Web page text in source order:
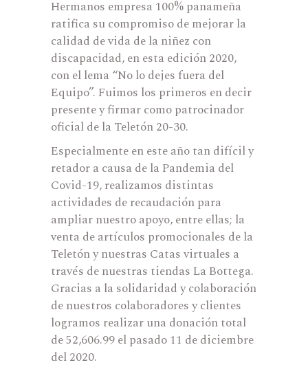
Hermanos empresa 100% panameña
ratifica su compromiso de mejorar la
calidad de vida de la niñez con
discapacidad, en esta edición 2020,
con el lema “No lo dejes fuera del
Equipo”. Fuimos los primeros en decir
presente y firmar como patrocinador
oficial de la Teletón 20-30.
Especialmente en este año tan difícil y
retador a causa de la Pandemia del
Covid-19, realizamos distintas
actividades de recaudación para
ampliar nuestro apoyo, entre ellas; la
venta de artículos promocionales de la
Teletón y nuestras Catas virtuales a
través de nuestras tiendas La Bottega.
Gracias a la solidaridad y colaboración
de nuestros colaboradores y clientes
logramos realizar una donación total
de 52,606.99 el pasado 11 de diciembre
del 2020.